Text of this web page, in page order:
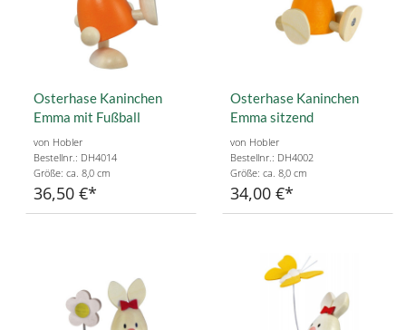
Osterhase Kaninchen
Emma mit Fußball
von Hobler
Bestellnr.: DH4014
Größe: ca. 8,0 cm
36,50 €
Osterhase Kaninchen
Emma sitzend
von Hobler
Bestellnr.: DH4002
Größe: ca. 8,0 cm
34,00 €